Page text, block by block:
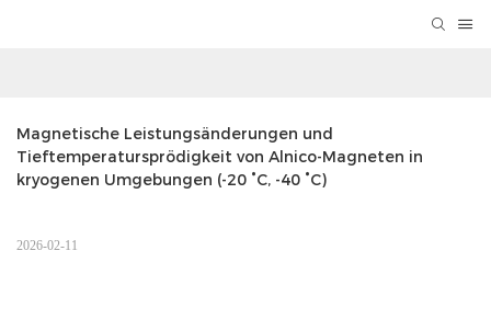
Magnetische Leistungsänderungen und
Tieftemperatursprödigkeit von Alnico-Magneten in
kryogenen Umgebungen (-20 °C, -40 °C)
2026-02-11